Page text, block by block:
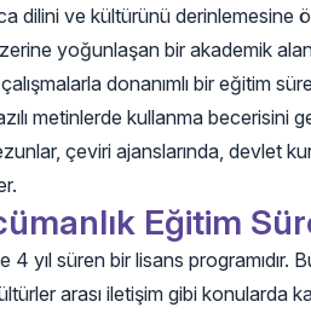
dilini ve kültürünü derinlemesine
yoğunlaşan bir akademik
donanımlı bir eğitim
metinlerde kullanma becerisini
çeviri ajanslarında, devlet
Eğitim
yıl süren bir lisans programıdır.
arası iletişim gibi konularda